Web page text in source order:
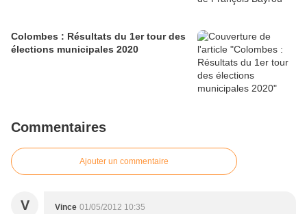
Colombes : Résultats du 1er tour des
élections municipales 2020
Commentaires
Ajouter un commentaire
V Vince 01/05/2012 10:35